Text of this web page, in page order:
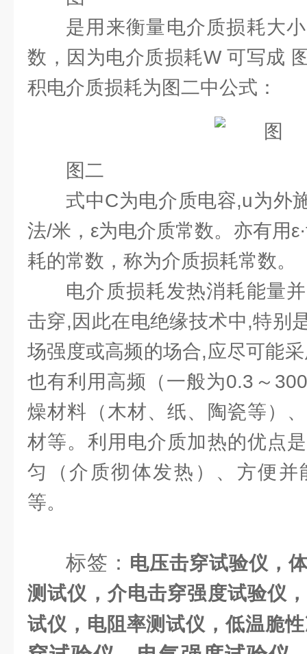
是用来衡量电介质损耗大
数，因为电介质损耗W 可写成
积电介质损耗为图二中公式：
图二
式中C为电介质电容,u为外
法/米，ε为电介质常数。亦有用
耗的常数，称为介质损耗常数
电介质损耗发热消耗能量
击穿,因此在电绝缘技术中,特别
场强度或高频的场合,应尽可能
也有利用高频（一般为0.3～
燥材料（木材、纸、陶瓷等）
材等。利用电介质加热的优点
匀（介质彻体发热）、方便并
等。
标签： 电压击穿试验仪，
测试仪，介电击穿强度试验仪
试仪，电阻率测试仪，低温脆